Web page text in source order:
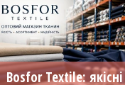
Bosfor Textile: